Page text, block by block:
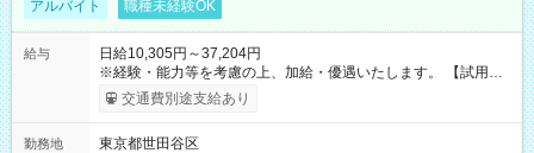
アルバイト 職種未経験OK
給与
日給10,305円～37,204円
※経験・能力等を考慮の上、加給・優遇いたします。 【試用期
間】試用期間なし
交通費別途支給あり
勤務地
東京都世田谷区